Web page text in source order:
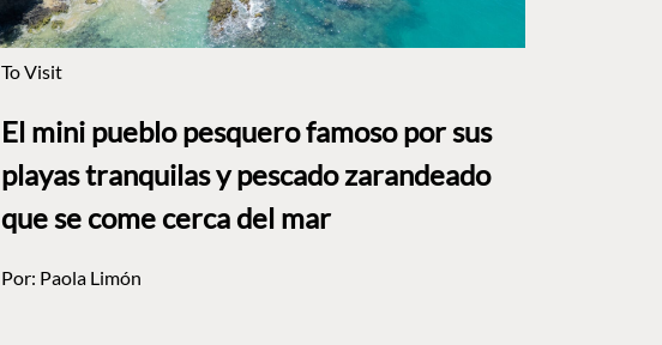
To Visit
El mini pueblo pesquero famoso por sus
playas tranquilas y pescado zarandeado
que se come cerca del mar
Por: Paola Limón